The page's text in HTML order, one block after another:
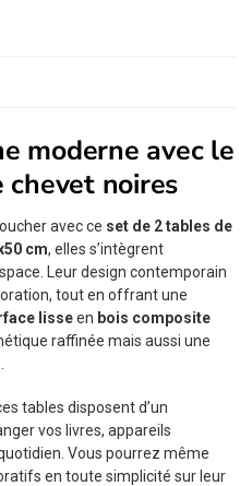
moderne avec le
chevet noires
avec ce set de 2 tables de
cm, elles s’intègrent
Leur design contemporain
tout en offrant une
lisseen bois composite
raffinée mais aussi une
tables disposent d’un
vos livres, appareils
Vous pourrez même
en toute simplicité sur leur